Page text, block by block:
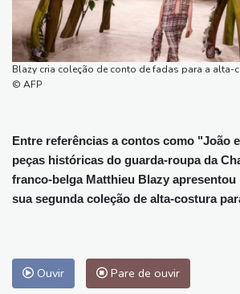
86 anos
Rybakina vence batalha contra
de final em Toronto
Netanyahu rejeita plano para Gaza e
Blazy cria coleção de conto de fadas para a alta-
© AFP
Entre referências a contos como "João
peças históricas do guarda-roupa da
franco-belga Matthieu Blazy apresentou
sua segunda coleção de alta-costura
Ouvir Pare de ouvir